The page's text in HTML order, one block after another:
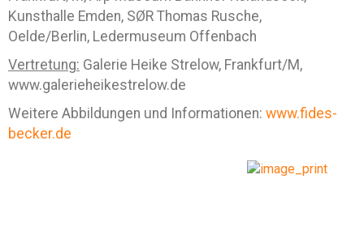
Kunsthalle Emden, SØR Thomas Rusche,
Oelde/Berlin, Ledermuseum Offenbach
Vertretung: Galerie Heike Strelow, Frankfurt/M,
www.galerieheikestrelow.de
Weitere Abbildungen und Informationen: www.fides-
becker.de